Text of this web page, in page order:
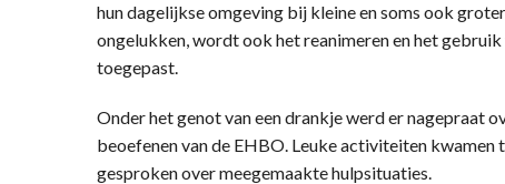
hun dagelijkse omgeving bij kleine en soms ook
ongelukken, wordt ook het reanimeren en het
toegepast.
Onder het genot van een drankje werd er nagepraat
beoefenen van de EHBO. Leuke activiteiten kwamen
gesproken over meegemaakte hulpsituaties.